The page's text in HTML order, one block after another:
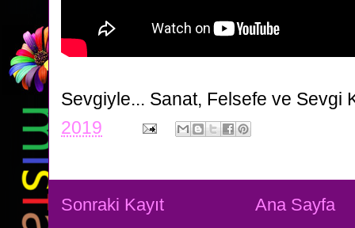
Sevgiyle... Sanat, Felsefe ve Sevgi
2019
Sonraki Kayıt Ana Sayfa